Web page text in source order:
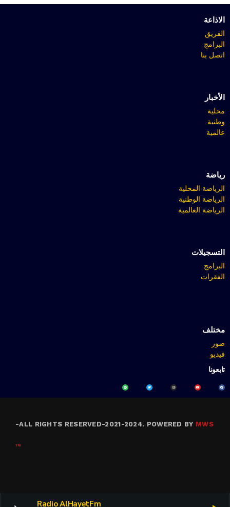
Radio AlHayetFm
الاذاعة
الفريق
البرامج
اتصل بنا
الأخبار
محلية
وطنية
عالمية
رياضة
الرياضة المحلية
الرياضة الوطنية
الرياضة العالمية
التسجيلات
البرامج
الفقرات
مختلف
صور
فيديو
تابعونا
ALL RIGHTS RESERVED-2021-2024. POWERED BY MWS
-
™